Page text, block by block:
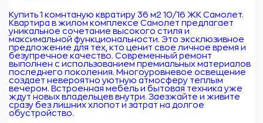
Купить 1 комнтаную квратиру 36 м2 10/16 ЖК Самолет.
Квартира в жилом комплексе Самолет предлагает
уникальное сочетание высокого стиля и
максимальной функциональности. Это эксклюзивное
предложение для тех, кто ценит свое личное время и
безупречное качество. Современный ремонт
выполнен с использованием премиальных материалов
последнего поколения. Многоуровневое освещение
создает невероятно уютную атмосферу теплым
вечером. Встроенная мебель и бытовая техника уже
ждут новых владельцев внутри. Заезжайте и живите
сразу без лишних хлопот и затрат на долгое
обустройство.